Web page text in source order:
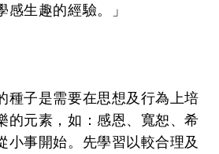
生趣的經驗。」
種子是需要在思想及行為上培
的元素，如：感恩、寬恕、希
小事開始。先學習以較合理及